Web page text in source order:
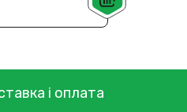
і оплата